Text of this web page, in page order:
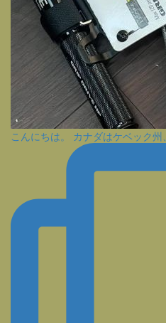
こんにちは。 カナダはケベック州、